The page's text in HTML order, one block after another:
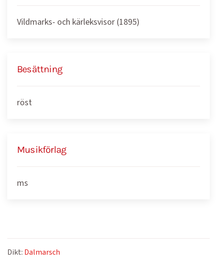
Vildmarks- och kärleksvisor (1895)
Besättning
röst
Musikförlag
ms
Dikt: Dalmarsch